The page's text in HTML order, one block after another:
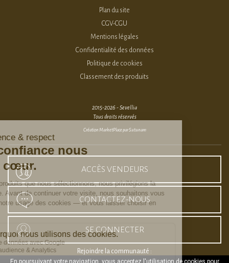
Plan du site
CGV-CGU
Mentions légales
Confidentialité des données
Politique de cookies
Classement des produits
2015-2026 - Sevellia
Tous droits réservés
Création MarketPlace par Sutunam
ACCÈS VENDEURS
CONTACTEZ-NOUS
SE CONNECTER
Rejoindre la communauté :
En poursuivant votre navigation, vous acceptez l'utilisation de cookies pour